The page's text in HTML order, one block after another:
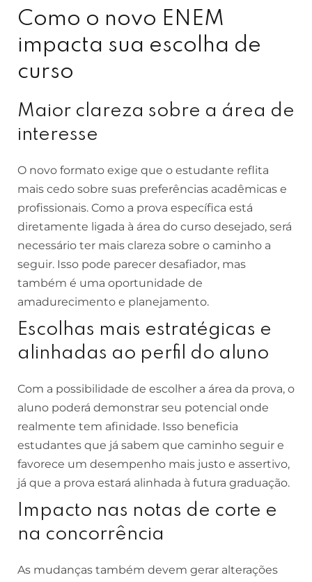
Como o novo ENEM
impacta sua escolha de
curso
Maior clareza sobre a área de
interesse
O novo formato exige que o estudante reflita
mais cedo sobre suas preferências acadêmicas e
profissionais. Como a prova específica está
diretamente ligada à área do curso desejado, será
necessário ter mais clareza sobre o caminho a
seguir. Isso pode parecer desafiador, mas
também é uma oportunidade de
amadurecimento e planejamento.
Escolhas mais estratégicas e
alinhadas ao perfil do aluno
Com a possibilidade de escolher a área da prova, o
aluno poderá demonstrar seu potencial onde
realmente tem afinidade. Isso beneficia
estudantes que já sabem que caminho seguir e
favorece um desempenho mais justo e assertivo,
já que a prova estará alinhada à futura graduação.
Impacto nas notas de corte e
na concorrência
As mudanças também devem gerar alterações